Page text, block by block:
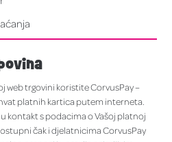
web trgovini koristite CorvusPay –
platnih kartica putem interneta.
kontakt s podacima o Vašoj platnoj
čak i djelatnicima CorvusPay